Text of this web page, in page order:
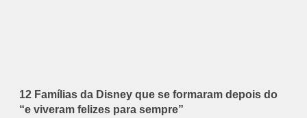
12 Famílias da Disney que se formaram depois do
“e viveram felizes para sempre”